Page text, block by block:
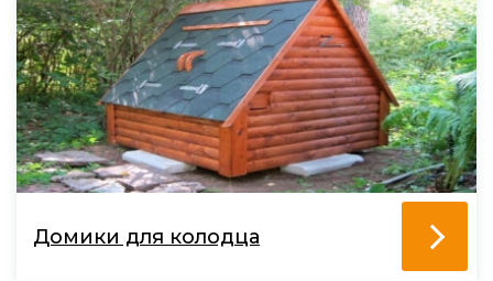
Домики для колодца